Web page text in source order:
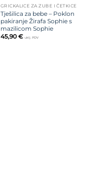
GRICKALICE ZA ZUBE I ČETKICE
Tješilica za bebe – Poklon
pakiranje Žirafa Sophie s
mazilicom Sophie
45,90 € uklj. PDV